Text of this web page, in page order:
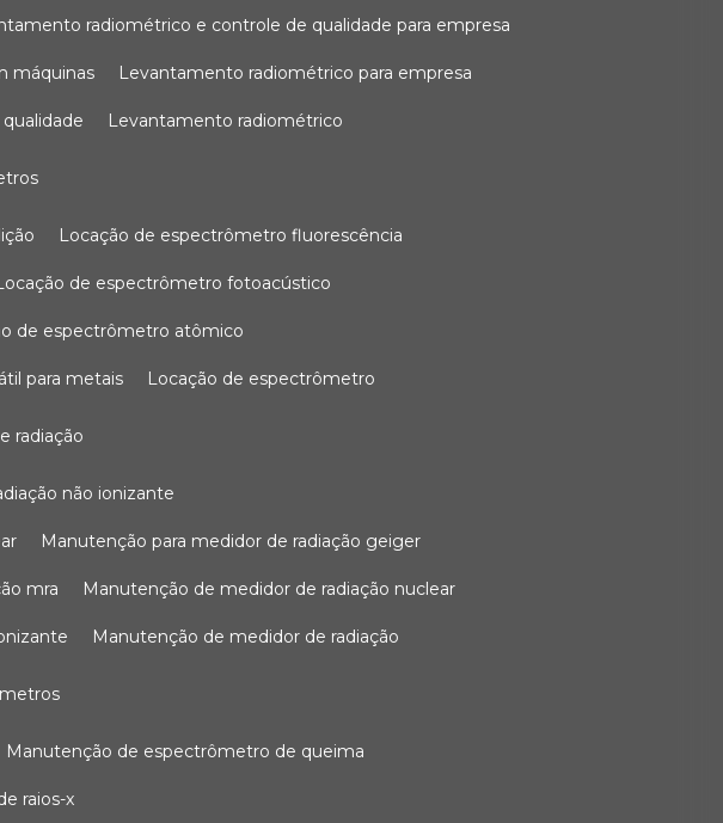
radiométrico e controle de qualidade para empresa
máquinas levantamento radiométrico para empresa
levantamento radiométrico
locação de espectrômetro fluorescência
locação de espectrômetro fotoacústico
de espectrômetro atômico
para metais locação de espectrômetro
radiação
não ionizante
manutenção para medidor de radiação geiger
mra manutenção de medidor de radiação nuclear
manutenção de medidor de radiação
manutenção de espectrômetro de queima
raios-x